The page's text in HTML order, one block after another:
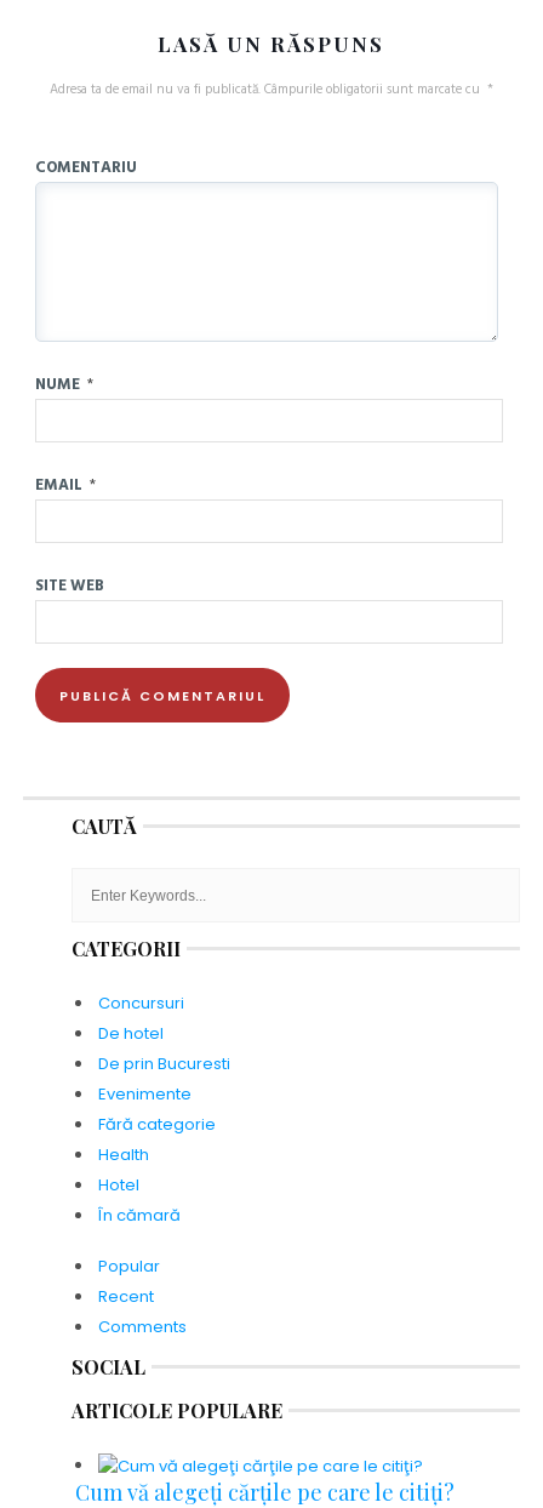
LASĂ UN RĂSPUNS
Adresa ta de email nu va fi publicată.Câmpurile obligatorii sunt marcate cu *
COMENTARIU
NUME *
EMAIL *
SITE WEB
CAUTĂ
CATEGORII
Concursuri
De hotel
De prin Bucuresti
Evenimente
Fără categorie
Health
Hotel
În cămară
Popular
Recent
Comments
SOCIAL
ARTICOLE POPULARE
Cum vă alegeţi cărţile pe care le citiţi?